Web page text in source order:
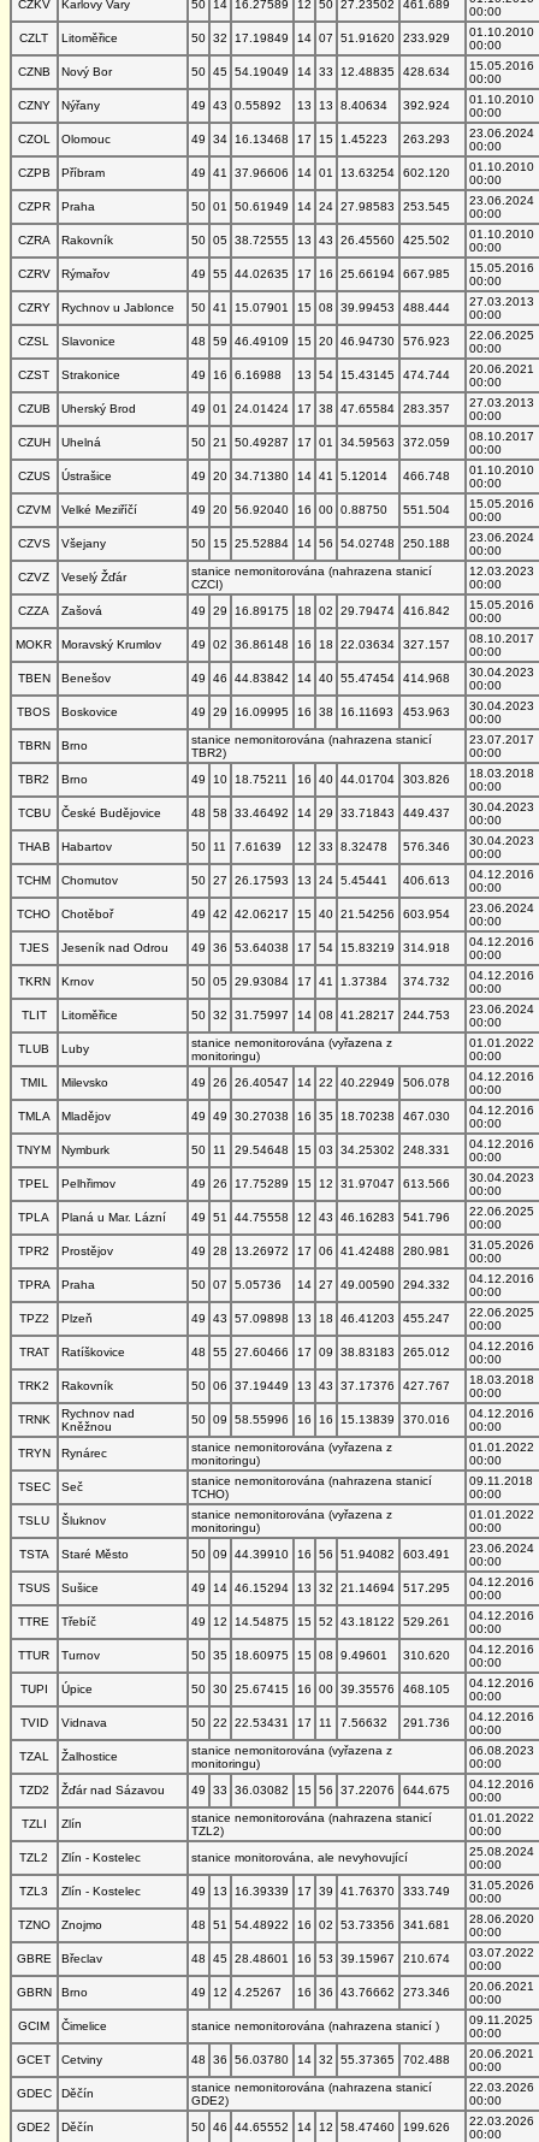
CZKV Karlovy Vary 50 14 16.27589 12 50 27.23502 461.689
00:00
CZLT
Litoměřice 50 32 17.19849 14 07 51.91620 233.929
01.10.2010
00:00
CZNB
Nový Bor 50 45 54.19049 14 33 12.48835 428.634
15.05.2016
00:00
CZNY
Nýřany 49 43 0.55892 13 13 8.40634 392.924
01.10.2010
00:00
CZOL
Olomouc 49 34 16.13468 17 15 1.45223 263.293
23.06.2024
00:00
CZPB
Příbram 49 41 37.96606 14 01 13.63254 602.120
01.10.2010
00:00
CZPR
Praha 50 01 50.61949 14 24 27.98583 253.545
23.06.2024
00:00
CZRA
Rakovník 50 05 38.72555 13 43 26.45560 425.502
01.10.2010
00:00
CZRV
Rýmařov 49 55 44.02635 17 16 25.66194 667.985
15.05.2016
00:00
CZRY
Rychnov u Jablonce 50 41 15.07901 15 08 39.99453 488.444
27.03.2013
00:00
CZSL
Slavonice 48 59 46.49109 15 20 46.94730 576.923
22.06.2025
00:00
CZST
Strakonice 49 16 6.16988 13 54 15.43145 474.744
20.06.2021
00:00
CZUB
Uherský Brod 49 01 24.01424 17 38 47.65584 283.357
27.03.2013
00:00
CZUH
Uhelná 50 21 50.49287 17 01 34.59563 372.059
08.10.2017
00:00
CZUS
Ústrašice 49 20 34.71380 14 41 5.12014 466.748
01.10.2010
00:00
CZVM
Velké Meziříčí 49 20 56.92040 16 00 0.88750 551.504
15.05.2016
00:00
CZVS
Všejany 50 15 25.52884 14 56 54.02748 250.188
23.06.2024
00:00
CZVZ
Veselý Žďár
stanice nemonitorována (nahrazena stanicí
CZCI)
12.03.2023
00:00
CZZA
Zašová 49 29 16.89175 18 02 29.79474 416.842
15.05.2016
00:00
MOKR
Moravský Krumlov 49 02 36.86148 16 18 22.03634 327.157
08.10.2017
00:00
TBEN
Benešov 49 46 44.83842 14 40 55.47454 414.968
30.04.2023
00:00
TBOS
Boskovice 49 29 16.09995 16 38 16.11693 453.963
30.04.2023
00:00
TBRN
Brno
stanice nemonitorována (nahrazena stanicí
TBR2)
23.07.2017
00:00
TBR2
Brno 49 10 18.75211 16 40 44.01704 303.826
18.03.2018
00:00
TCBU
České Budějovice 48 58 33.46492 14 29 33.71843 449.437
30.04.2023
00:00
THAB
Habartov 50 11 7.61639 12 33 8.32478 576.346
30.04.2023
00:00
TCHM
Chomutov 50 27 26.17593 13 24 5.45441 406.613
04.12.2016
00:00
TCHO
Chotěboř 49 42 42.06217 15 40 21.54256 603.954
23.06.2024
00:00
TJES
Jeseník nad Odrou 49 36 53.64038 17 54 15.83219 314.918
04.12.2016
00:00
TKRN
Krnov 50 05 29.93084 17 41 1.37384 374.732
04.12.2016
00:00
TLIT
Litoměřice 50 32 31.75997 14 08 41.28217 244.753
23.06.2024
00:00
TLUB
Luby
stanice nemonitorována (vyřazena z
monitoringu)
01.01.2022
00:00
TMIL
Milevsko 49 26 26.40547 14 22 40.22949 506.078
04.12.2016
00:00
TMLA
Mladějov 49 49 30.27038 16 35 18.70238 467.030
04.12.2016
00:00
TNYM
Nymburk 50 11 29.54648 15 03 34.25302 248.331
04.12.2016
00:00
TPEL
Pelhřimov 49 26 17.75289 15 12 31.97047 613.566
30.04.2023
00:00
TPLA
Planá u Mar. Lázní 49 51 44.75558 12 43 46.16283 541.796
22.06.2025
00:00
TPR2
Prostějov 49 28 13.26972 17 06 41.42488 280.981
31.05.2026
00:00
TPRA
Praha 50 07 5.05736 14 27 49.00590 294.332
04.12.2016
00:00
TPZ2
Plzeň 49 43 57.09898 13 18 46.41203 455.247
22.06.2025
00:00
TRAT
Ratíškovice 48 55 27.60466 17 09 38.83183 265.012
04.12.2016
00:00
TRK2
Rakovník 50 06 37.19449 13 43 37.17376 427.767
18.03.2018
00:00
TRNK
Rychnov nad
Kněžnou
50 09 58.55996 16 16 15.13839 370.016
04.12.2016
00:00
TRYN
Rynárec
stanice nemonitorována (vyřazena z
monitoringu)
01.01.2022
00:00
TSEC
Seč
stanice nemonitorována (nahrazena stanicí
TCHO)
09.11.2018
00:00
TSLU
Šluknov
stanice nemonitorována (vyřazena z
monitoringu)
01.01.2022
00:00
TSTA
Staré Město 50 09 44.39910 16 56 51.94082 603.491
23.06.2024
00:00
TSUS
Sušice 49 14 46.15294 13 32 21.14694 517.295
04.12.2016
00:00
TTRE
Třebíč 49 12 14.54875 15 52 43.18122 529.261
04.12.2016
00:00
TTUR
Turnov 50 35 18.60975 15 08 9.49601 310.620
04.12.2016
00:00
TUPI
Úpice 50 30 25.67415 16 00 39.35576 468.105
04.12.2016
00:00
TVID
Vidnava 50 22 22.53431 17 11 7.56632 291.736
04.12.2016
00:00
TZAL
Žalhostice
stanice nemonitorována (vyřazena z
monitoringu)
06.08.2023
00:00
TZD2
Žďár nad Sázavou 49 33 36.03082 15 56 37.22076 644.675
04.12.2016
00:00
TZLI
Zlín
stanice nemonitorována (nahrazena stanicí
TZL2)
01.01.2022
00:00
TZL2
Zlín - Kostelec stanice monitorována, ale nevyhovující
25.08.2024
00:00
TZL3
Zlín - Kostelec 49 13 16.39339 17 39 41.76370 333.749
31.05.2026
00:00
TZNO
Znojmo 48 51 54.48922 16 02 53.73356 341.681
28.06.2020
00:00
GBRE
Břeclav 48 45 28.48601 16 53 39.15967 210.674
03.07.2022
00:00
GBRN
Brno 49 12 4.25267 16 36 43.76662 273.346
20.06.2021
00:00
GCIM
Čimelice stanice nemonitorována (nahrazena stanicí )
09.11.2025
00:00
GCET
Cetviny 48 36 56.03780 14 32 55.37365 702.488
20.06.2021
00:00
GDEC
Děčín
stanice nemonitorována (nahrazena stanicí
GDE2)
22.03.2026
00:00
GDE2
Děčín 50 46 44.65552 14 12 58.47460 199.626
22.03.2026
00:00